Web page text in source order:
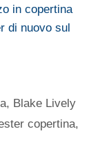
in copertina
di nuovo sul
, Blake Lively
copertina,